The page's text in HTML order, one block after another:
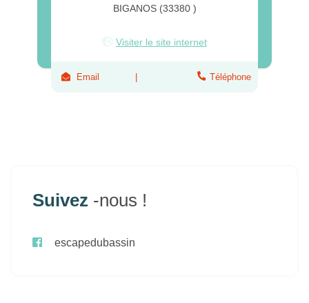
BIGANOS (33380 )
Visiter le site internet
Email Téléphone
Suivez -nous !
escapedubassin